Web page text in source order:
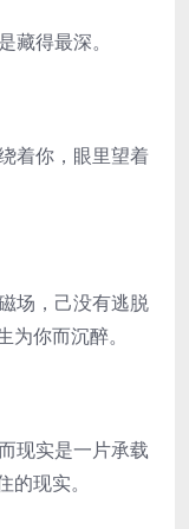
藏得最深。
着你，眼里望着
场，己没有逃脱
你而沉醉。
现实是一片承载
现实。